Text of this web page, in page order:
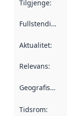
Tilgjenge:
Fullstendigheit
Aktualitet:
Relevans:
Geografisk område
Tidsrom: